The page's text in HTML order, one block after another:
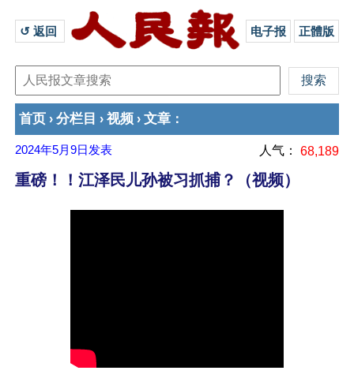
↺ 返回 电子报 正體版
首页 › 分栏目 › 视频 › 文章 ：
2024年5月9日 发表 人气： 68,189
重磅！！江泽民儿孙被习抓捕？（视频）